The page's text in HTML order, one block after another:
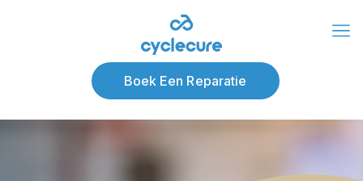
Boek Een Reparatie